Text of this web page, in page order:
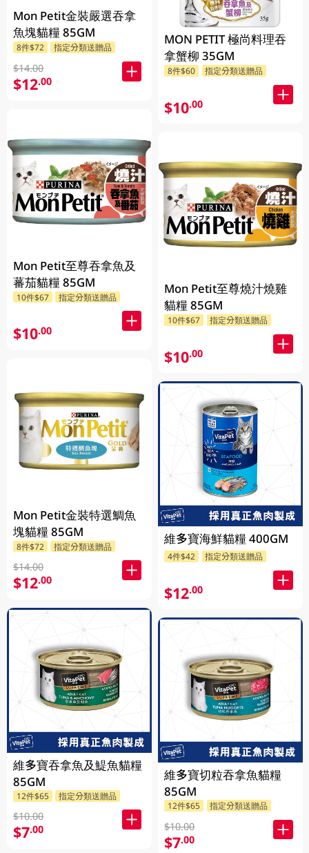
Mon Petit金裝嚴選吞拿
魚塊貓糧 85GM
8件$72 指定分類送贈品
$14.00
$12.00
Mon Petit至尊吞拿魚及
蕃茄貓糧 85GM
10件$67 指定分類送贈品
$10.00
Mon Petit金裝特選鯛魚
塊貓糧 85GM
8件$72 指定分類送贈品
$14.00
$12.00
維多寶吞拿魚及鯷魚貓糧
85GM
12件$65 指定分類送贈品
$10.00
$7.00
MON PETIT 極尚料理吞
拿蟹柳 35GM
8件$60 指定分類送贈品
$10.00
Mon Petit至尊燒汁燒雞
貓糧 85GM
10件$67 指定分類送贈品
$10.00
維多寶海鮮貓糧 400GM
4件$42 指定分類送贈品
$12.00
維多寶切粒吞拿魚貓糧
85GM
12件$65 指定分類送贈品
$10.00
$7.00